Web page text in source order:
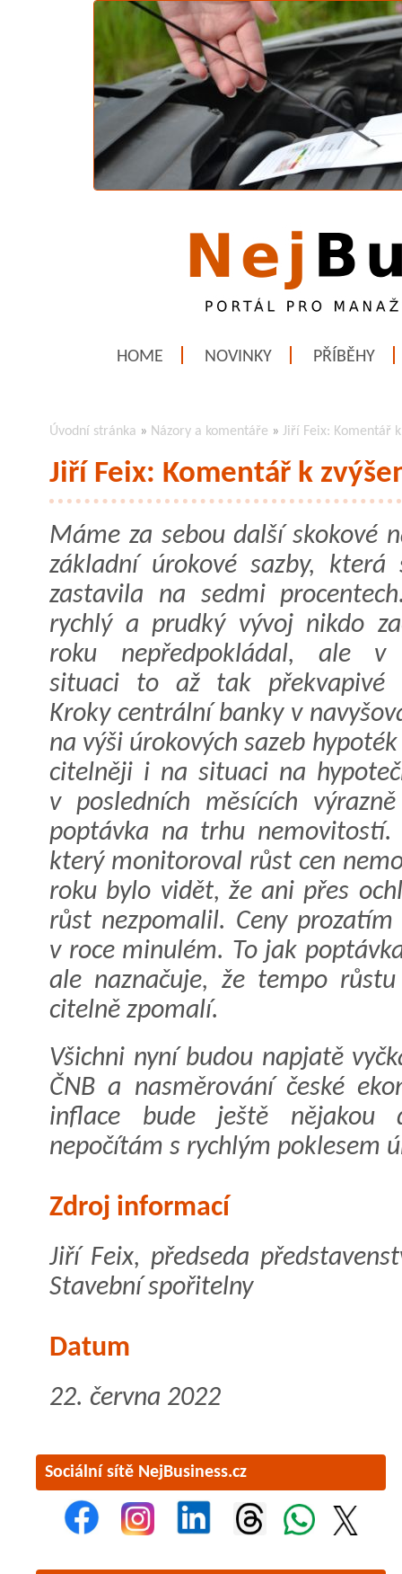
HOME NOVINKY PŘÍBĚHY
Úvodní stránka » Názory a komentáře » Jiří Feix: Komentář
Jiří Feix: Komentář k
Máme za sebou další skokové
základní úrokové sazby, která
zastavila na sedmi
rychlý a prudký vývoj nikdo
roku nepředpokládal, ale v
situaci to až tak překvapivé
Kroky centrální banky v
na výši úrokových sazeb
citelněji i na situaci na
v posledních měsících
poptávka na trhu nemovitostí.
který monitoroval růst cen
roku bylo vidět, že ani přes
růst nezpomalil. Ceny
v roce minulém. To jak
ale naznačuje, že tempo
citelně zpomalí.
Všichni nyní budou napjatě
ČNB a nasměrování české
inflace bude ještě nějakou
nepočítám s rychlým poklesem
Zdroj informací
Jiří Feix, předseda
Stavební spořitelny
Datum
22. června 2022
Sociální sítě NejBusiness.cz